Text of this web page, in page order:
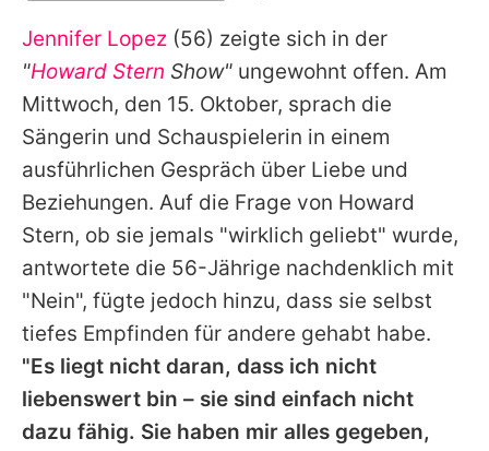
Alle Themen auf Promiflash
Jobs
App runterladen
Team
Redaktionelle Richtlinien
Impressum
Datenschutzerklärung
Nutzungsbedingungen
Utiq verwalten
Jennifer Lopez (56) zeigte sich in der
"Howard Stern Show" ungewohnt offen. Am
Mittwoch, den 15. Oktober, sprach die
Sängerin und Schauspielerin in einem
ausführlichen Gespräch über Liebe und
Beziehungen. Auf die Frage von Howard
Stern, ob sie jemals "wirklich geliebt" wurde,
antwortete die 56-Jährige nachdenklich mit
"Nein", fügte jedoch hinzu, dass sie selbst
tiefes Empfinden für andere gehabt habe.
"Es liegt nicht daran, dass ich nicht
liebenswert bin – sie sind einfach nicht
dazu fähig. Sie haben mir alles gegeben,